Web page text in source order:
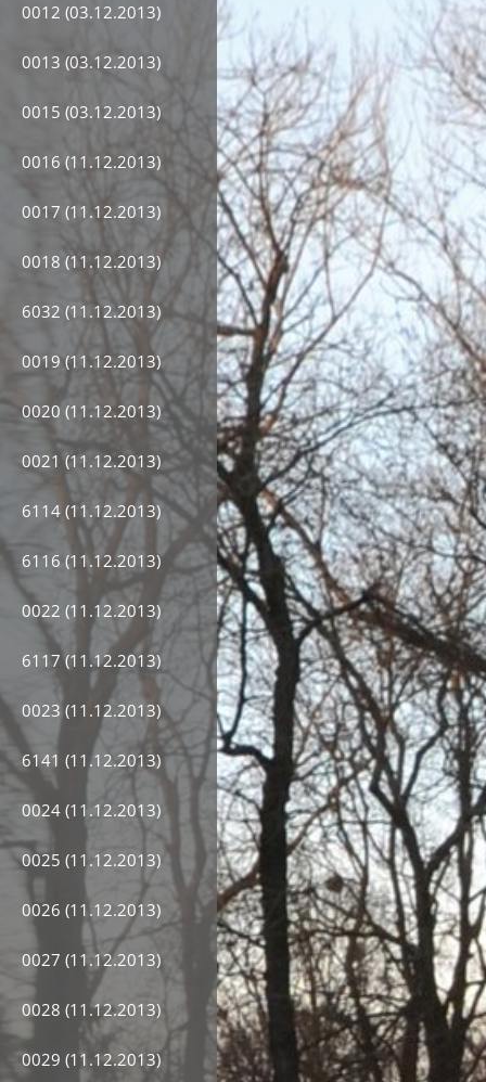
0012 (03.12.2013)
0013 (03.12.2013)
0015 (03.12.2013)
0016 (11.12.2013)
0017 (11.12.2013)
0018 (11.12.2013)
6032 (11.12.2013)
0019 (11.12.2013)
0020 (11.12.2013)
0021 (11.12.2013)
6114 (11.12.2013)
6116 (11.12.2013)
0022 (11.12.2013)
6117 (11.12.2013)
0023 (11.12.2013)
6141 (11.12.2013)
0024 (11.12.2013)
0025 (11.12.2013)
0026 (11.12.2013)
0027 (11.12.2013)
0028 (11.12.2013)
0029 (11.12.2013)